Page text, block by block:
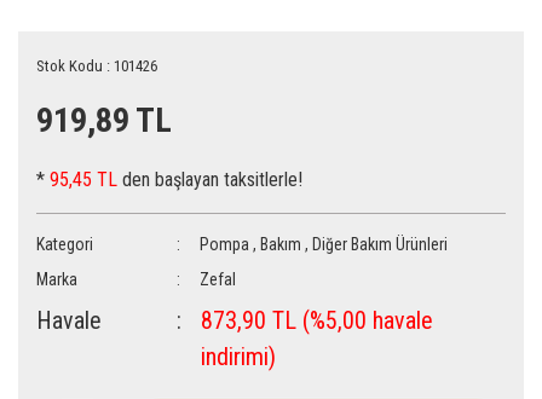
Stok Kodu : 101426
919,89 TL
* 95,45 TL den başlayan taksitlerle!
Kategori Pompa , Bakım , Diğer Bakım Ürünleri
Marka
Zefal
Havale
873,90 TL (%5,00 havale
indirimi)